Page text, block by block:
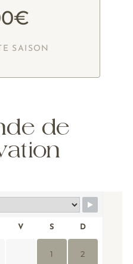
SAISON
de
V S D
1 2